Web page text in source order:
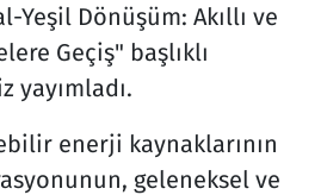
Yeşil Dönüşüm: Akıllı ve
Geçiş" başlıklı
yayımladı.
enerji kaynaklarının
geleneksel ve